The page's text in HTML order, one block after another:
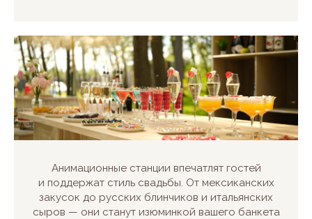
Анимационные станции впечатлят гостей
и поддержат стиль свадьбы. От мексиканских
закусок до русских блинчиков и итальянских
сыров — они станут изюминкой вашего банкета